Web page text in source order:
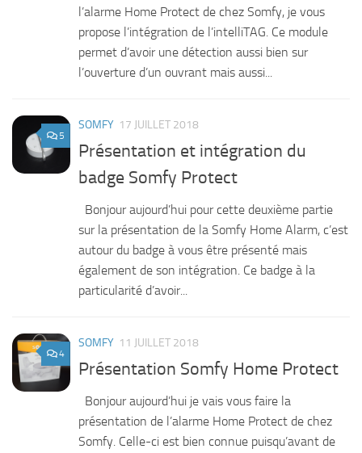
l’alarme Home Protect de chez Somfy, je vous
propose l’intégration de l’intelliTAG. Ce module
permet d’avoir une détection aussi bien sur
l’ouverture d’un ouvrant mais aussi...
5
SOMFY 17 JUILLET 2018
Présentation et intégration du
badge Somfy Protect
Bonjour aujourd’hui pour cette deuxième partie
sur la présentation de la Somfy Home Alarm, c’est
autour du badge à vous être présenté mais
également de son intégration. Ce badge à la
particularité d’avoir...
4
SOMFY 11 JUILLET 2018
Présentation Somfy Home Protect
Bonjour aujourd’hui je vais vous faire la
présentation de l’alarme Home Protect de chez
Somfy. Celle-ci est bien connue puisqu’avant de